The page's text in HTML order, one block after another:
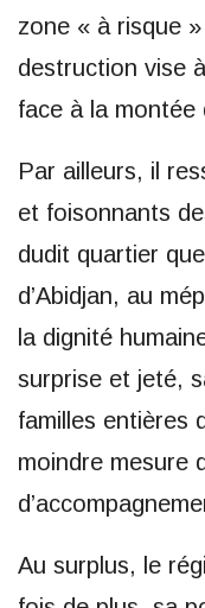
zone « à risque
destruction vise
face à la montée
Par ailleurs, il
et foisonnants
dudit quartier
d’Abidjan, au
la dignité
surprise et jeté,
familles entières
moindre mesure
Au surplus, le